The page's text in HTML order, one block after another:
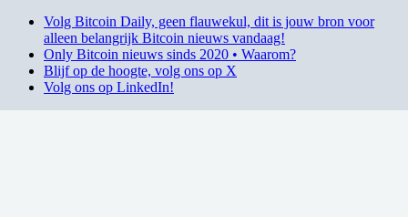
Volg Bitcoin Daily, geen flauwekul, dit is jouw bron voor
alleen belangrijk Bitcoin nieuws vandaag!
Only Bitcoin nieuws sinds 2020 • Waarom?
Blijf op de hoogte, volg ons op X
Volg ons op LinkedIn!